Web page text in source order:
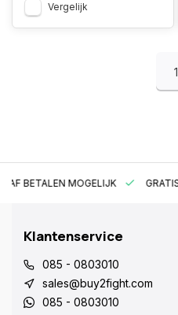
Vergelijk
1
BETALEN MOGELIJK
Klantenservice
085 - 0803010
sales@buy2fight.com
085 - 0803010